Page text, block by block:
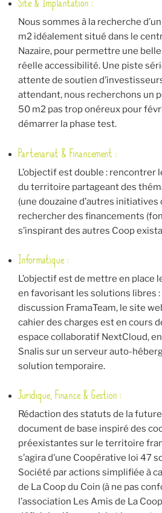
Nous sommes à la recherche
m2 idéalement situé dans le
Nazaire, pour permettre une
réelle accessibilité. Une piste
attente de soutien
attendant, nous recherchons un
50 m2 pas trop onéreux pour
démarrer la phase test.
Partenariat & Financement :
L’objectif est double : rencontrer
du territoire partageant des
(une douzaine d’autres
rechercher des financements
s’inspirant des autres Coop
Informatique :
L’objectif est de mettre en place
en favorisant les solutions libres
discussion FramaTeam, le site
cahier des charges est en cours
espace collaboratif NextCloud,
Snalis sur un serveur auto-
solution temporaire.
Juridique, Finance & Gestion :
Rédaction des statuts de la
document de base inspiré des
préexistantes sur le territoire
s’agira d’une Coopérative loi 47
Société par actions simplifiée à
de La Coop du Coin (à ne pas
l’association Les Amis de La